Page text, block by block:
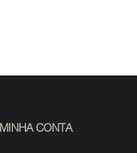
MINHA CONTA